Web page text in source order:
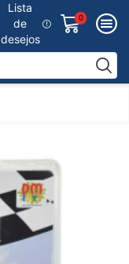
Lista
de
desejos
0